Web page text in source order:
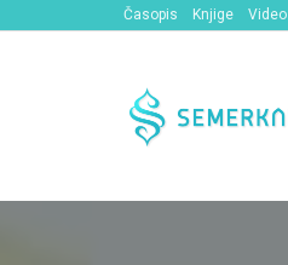
Časopis Knjige Video